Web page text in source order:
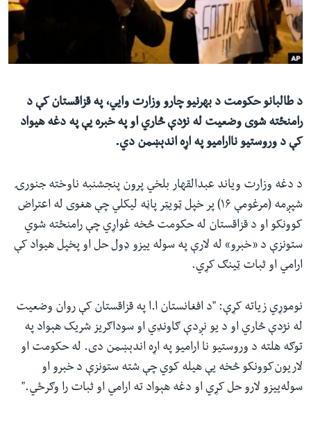
شئ
لټون
ځای
شئ
له مونږ سره په تماس کې پاتې شئ
ژبې
د طالبانو حکومت د بهرنیو چارو وزارت وايي، په قزاقستان کې د
رامنځته شوی وضعیت له نژدې څاري او په خبره یې په دغه هیواد
کې د وروستیو ناارامیو په اړه اندېښمن دي.
د دغه وزارت ویاند عبدالقهار بلخي پرون پنجشنبه ناوخته جنورۍ
شپږمه (مرغومې ۱۶) پر خپل ټویټر پاڼه لیکلي چې هغوی له اعتراض
کوونکو او د قزاقستان له حکومت څخه غواړي چې رامنځته شوي
ستونزې د «خبرو» له لارې په سوله ییزو ډول حل او پخپل هیواد کې
ارامي او ثبات ټینګ کړي.
نوموړي زیاته کړې: "د افغانستان ا.ا په قزاقستان کې روان وضعیت
له نژدې څاري او د یو نږدې ګاونډي او سوداګريز شريک هېواد په
توګه هلته د وروستیو نا ارامیو په اړه اندېښمن دی. له حکومت او
لاريون‌کوونکو څخه یې هیله کوي چې شته ستونزې د خبرو او
سوله‌ييزو لارو حل کړي او دغه هېواد ته ارامي او ثبات را وګرځي."